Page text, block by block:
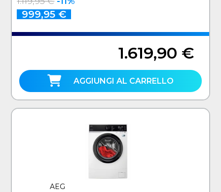
999,95 €
1.619,90 €
AGGIUNGI AL CARRELLO
AEG